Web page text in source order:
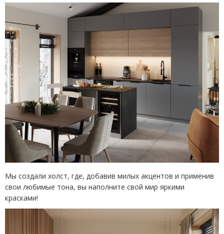
Мы создали холст, где, добавив милых акцентов и применив
свои любимые тона, вы наполните свой мир яркими
красками!